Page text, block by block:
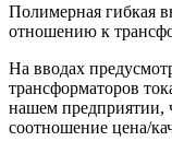
Полимерная гибкая
отношению к
На вводах
трансформаторов
нашем предприятии,
соотношение цена/